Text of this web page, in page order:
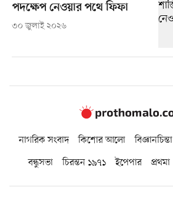
পদক্ষেপ নেওয়ার পথে ফিফা
৩০ জুলাই ২০২৬
নাগরিক সংবাদ কিশোর আলো বিজ্ঞানচিন্তা
বন্ধুসভা
চিরন্তন ১৯৭১ ইপেপার প্রথমা